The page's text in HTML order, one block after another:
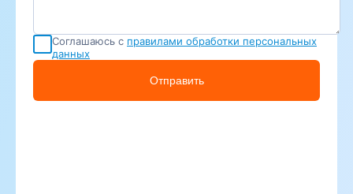
Соглашаюсь с правилами обработки персональных
данных
Отправить